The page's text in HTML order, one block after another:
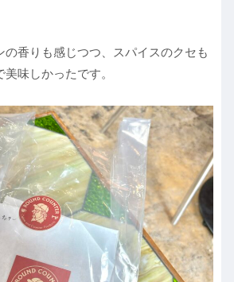
の香りも感じつつ、スパイスのクセも
味しかったです。